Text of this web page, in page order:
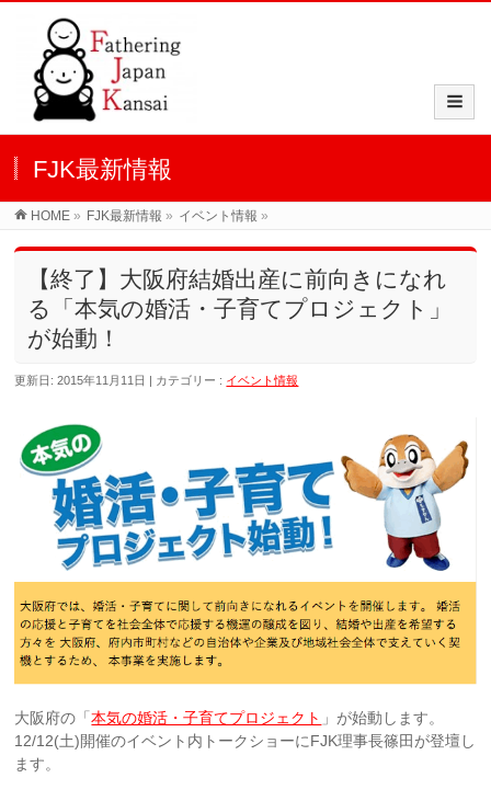
FJK最新情報
HOME » FJK最新情報 » イベント情報 »
【終了】大阪府結婚出産に前向きになれ
る「本気の婚活・子育てプロジェクト」
が始動！
更新日: 2015年11月11日 カテゴリー : イベント情報
大阪府の「本気の婚活・子育てプロジェクト 」が始動します。
12/12(土)開催のイベント内トークショーにFJK理事長篠田が登壇し
ます。